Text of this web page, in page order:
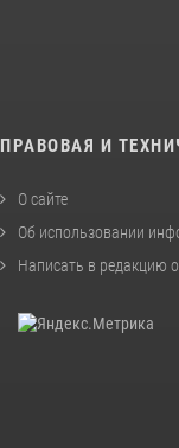
ПРАВОВАЯ И
О сайте
Об использовании
Написать в редакцию